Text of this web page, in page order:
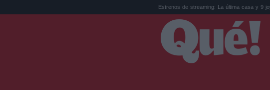
Estrenos de streaming: La última casa y 9 joyas má...